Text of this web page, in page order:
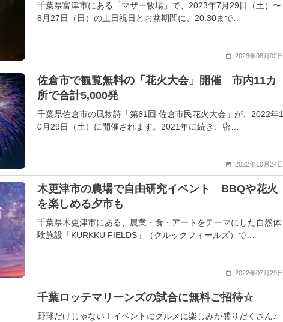
千葉県富津市にある「マザー牧場」で、2023年7月29日（土）〜
8月27日（日）の土日祝日とお盆期間に、20:30まで…
2023年08月02日
佐倉市で観覧無料の「花火大会」開催 市内11カ
所で合計5,000発
千葉県佐倉市の風物詩「第61回 佐倉市民花火大会」が、2022年1
0月29日（土）に開催されます。2021年に続き、密…
2022年10月24日
木更津市の農場で自由研究イベント BBQや花火
を楽しめる夕市も
千葉県木更津市にある、農業・食・アートをテーマにした自然体
験施設「KURKKU FIELDS」（クルックフィールズ）で…
2022年07月29日
千葉ロッテマリーンズの試合に無料ご招待☆
野球だけじゃない！イベントにグルメに楽しみが盛りだくさん♪